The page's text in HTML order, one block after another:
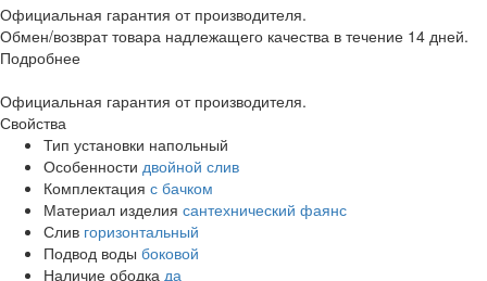
Официальная гарантия от производителя.
Обмен/возврат товара надлежащего качества в течение 14 дней.
Подробнее
Официальная гарантия от производителя.
Свойства
Тип установки напольный
Особенности двойной слив
Комплектация с бачком
Материал изделия сантехнический фаянс
Слив горизонтальный
Подвод воды боковой
Наличие ободка да